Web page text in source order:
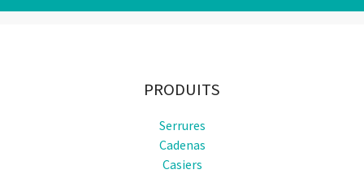
PRODUITS
Serrures
Cadenas
Casiers